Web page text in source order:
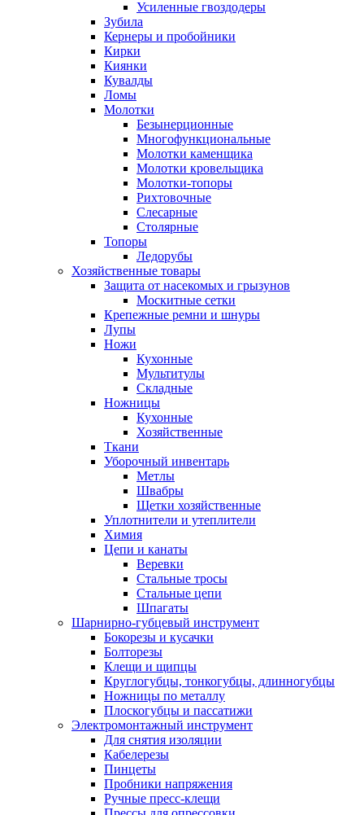
Усиленные гвоздодеры
Зубила
Кернеры и пробойники
Кирки
Киянки
Кувалды
Ломы
Молотки
Безынерционные
Многофункциональные
Молотки каменщика
Молотки кровельщика
Молотки-топоры
Рихтовочные
Слесарные
Столярные
Топоры
Ледорубы
Хозяйственные товары
Защита от насекомых и грызунов
Москитные сетки
Крепежные ремни и шнуры
Лупы
Ножи
Кухонные
Мультитулы
Складные
Ножницы
Кухонные
Хозяйственные
Ткани
Уборочный инвентарь
Метлы
Швабры
Щетки хозяйственные
Уплотнители и утеплители
Химия
Цепи и канаты
Веревки
Стальные тросы
Стальные цепи
Шпагаты
Шарнирно-губцевый инструмент
Бокорезы и кусачки
Болторезы
Клещи и щипцы
Круглогубцы, тонкогубцы, длинногубцы
Ножницы по металлу
Плоскогубцы и пассатижи
Электромонтажный инструмент
Для снятия изоляции
Кабелерезы
Пинцеты
Пробники напряжения
Ручные пресс-клещи